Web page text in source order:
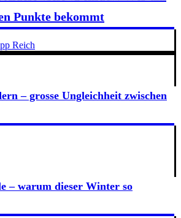
Punkte bekommt
Reich
– grosse Ungleichheit zwischen
– warum dieser Winter so